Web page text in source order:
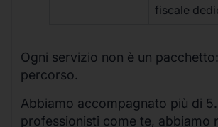
fiscale
Ogni servizio non è un
percorso.
Abbiamo accompagnato più di
professionisti come te, abbiamo